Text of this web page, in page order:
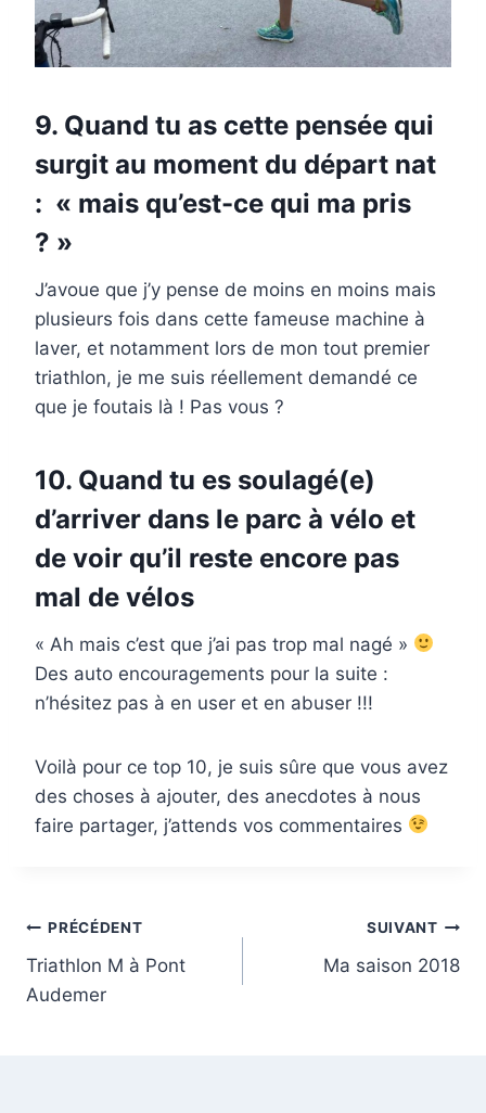
9. Quand tu as cette pensée qui
surgit au moment du départ nat
: « mais qu’est-ce qui ma pris
? »
J’avoue que j’y pense de moins en moins mais
plusieurs fois dans cette fameuse machine à
laver, et notamment lors de mon tout premier
triathlon, je me suis réellement demandé ce
que je foutais là ! Pas vous ?
10. Quand tu es soulagé(e)
d’arriver dans le parc à vélo et
de voir qu’il reste encore pas
mal de vélos
« Ah mais c’est que j’ai pas trop mal nagé »
Des auto encouragements pour la suite :
n’hésitez pas à en user et en abuser !!!
Voilà pour ce top 10, je suis sûre que vous avez
des choses à ajouter, des anecdotes à nous
faire partager, j’attends vos commentaires
Navigation
de
PRÉCÉDENT
Triathlon M à Pont
Audemer
SUIVANT
Ma saison 2018